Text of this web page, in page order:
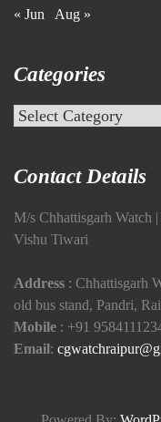
« Jun Aug »
Categories
Categories
Contact Details
M/s Chhattisgarh Watch |
Vishu Tiwari
Address : Chhattisgarh
old bus stand, Pandri,
Mobile : +91
Email: